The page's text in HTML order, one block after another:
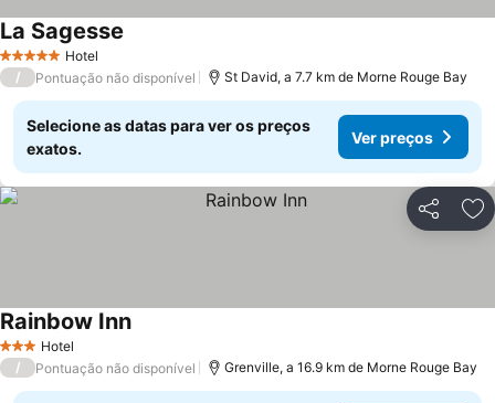
5 Estrelas Hotel
La Sagesse
/ Pontuação não disponível St David, a 7.7 km de Morne Rouge Bay
Selecione as datas para ver os preços
exatos.
Ver preços
Partilhar
3 EstrelasHotel
Rainbow Inn
/ Pontuação não disponível Grenville, a 16.9 km de Morne Rouge Bay